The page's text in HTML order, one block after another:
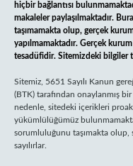
hiçbir bağlantısı
makaleler paylaşılmaktadır.
taşımamakta olup, gerçek
yapılmamaktadır. Gerçek
tesadüfidir. Sitemizdeki bilgiler
Sitemiz, 5651 Sayılı Kanun
(BTK) tarafından onaylanmış
nedenle, sitedeki içerikleri
yükümlülüğümüz
sorumluluğunu taşımakta
sayılırlar.